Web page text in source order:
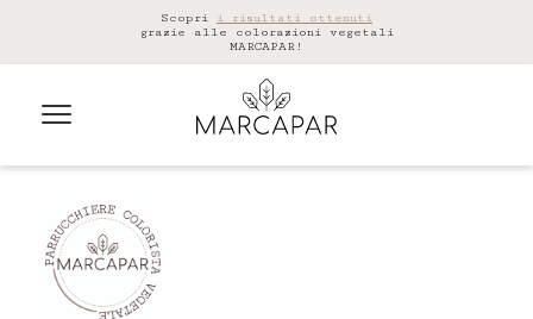
Scopri i risultati ottenuti
grazie alle colorazioni vegetali
MARCAPAR!